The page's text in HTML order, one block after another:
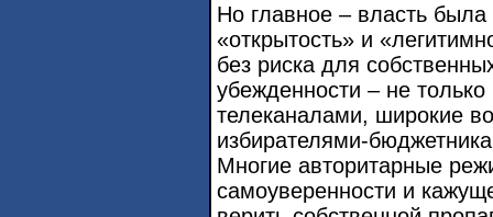
Но главное – власть
«открытость» и
без риска для
убежденности – не
телеканалами, широкие
избирателями-
Многие авторитарные
самоуверенности и